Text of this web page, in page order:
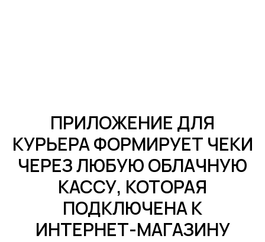
ПРИЛОЖЕНИЕ ДЛЯ
КУРЬЕРА ФОРМИРУЕТ ЧЕКИ
ЧЕРЕЗ ЛЮБУЮ ОБЛАЧНУЮ
КАССУ, КОТОРАЯ
ПОДКЛЮЧЕНА К
ИНТЕРНЕТ-МАГАЗИНУ